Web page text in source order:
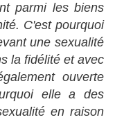
parmi les biens
C'est pourquoi
une sexualité
la fidélité et avec
ouverte
elle a des
en raison